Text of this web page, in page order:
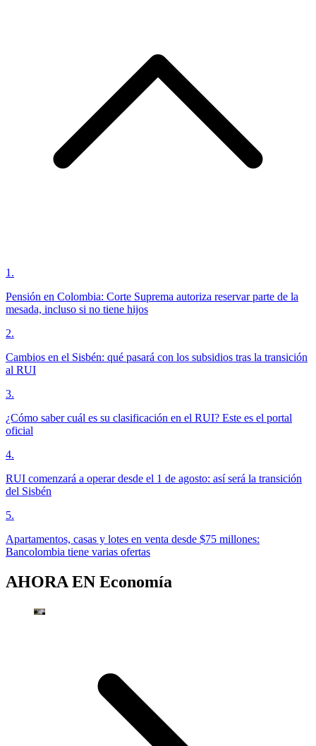
1 .
Pensión en Colombia: Corte Suprema autoriza reservar parte de la
mesada, incluso si no tiene hijos
2.
Cambios en el Sisbén: qué pasará con los subsidios tras la transición
al RUI
3.
¿Cómo saber cuál es su clasificación en el RUI? Este es el portal
oficial
4.
RUI comenzará a operar desde el 1 de agosto: así será la transición
del Sisbén
5.
Apartamentos, casas y lotes en venta desde $75 millones:
Bancolombia tiene varias ofertas
AHORA EN Economía